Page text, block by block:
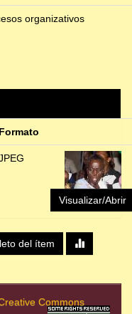
organizativos
Formato
Visualizar/Abrir
del ítem
Commons